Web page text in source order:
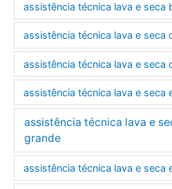
assistência técnica lava e seca
assistência técnica lava e seca
assistência técnica lava e seca
assistência técnica lava e seca
assistência técnica lava e
grande
assistência técnica lava e seca